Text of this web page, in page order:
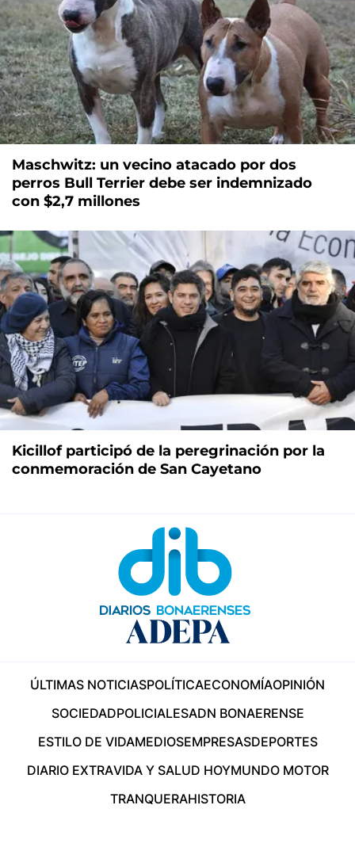
Maschwitz: un vecino atacado por dos
perros Bull Terrier debe ser indemnizado
con $2,7 millones
Kicillof participó de la peregrinación por la
conmemoración de San Cayetano
ÚLTIMAS NOTICIASPOLÍTICAECONOMÍAOPINIÓN
SOCIEDADPOLICIALESADN BONAERENSE
ESTILO DE VIDAMEDIOSEMPRESASDEPORTES
DIARIO EXTRAVIDA Y SALUD HOYMUNDO MOTOR
TRANQUERAHISTORIA